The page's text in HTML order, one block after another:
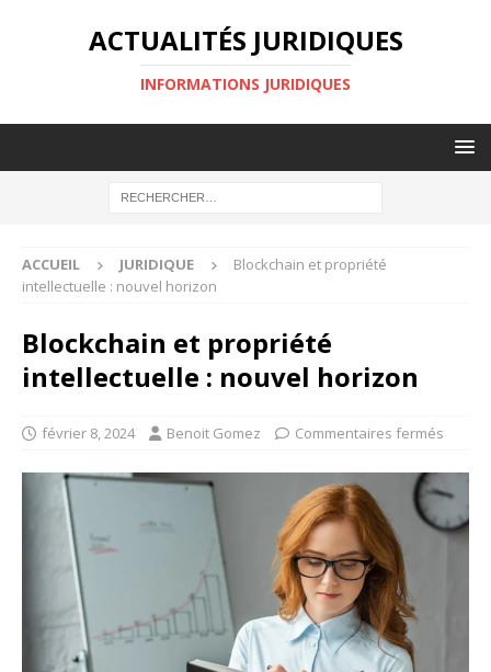
ACTUALITÉS JURIDIQUES
INFORMATIONS JURIDIQUES
ACCUEIL JURIDIQUE
Blockchain et propriété
intellectuelle : nouvel horizon
Blockchain et propriété
intellectuelle : nouvel horizon
février 8, 2024 Benoit Gomez Commentaires fermés